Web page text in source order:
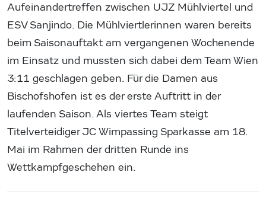
Aufeinandertreffen zwischen UJZ Mühlviertel und
ESV Sanjindo. Die Mühlviertlerinnen waren bereits
beim Saisonauftakt am vergangenen Wochenende
im Einsatz und mussten sich dabei dem Team Wien
3:11 geschlagen geben. Für die Damen aus
Bischofshofen ist es der erste Auftritt in der
laufenden Saison. Als viertes Team steigt
Titelverteidiger JC Wimpassing Sparkasse am 18.
Mai im Rahmen der dritten Runde ins
Wettkampfgeschehen ein.